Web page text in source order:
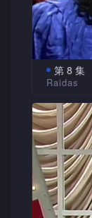
第 8 集
Raidas
经济
业，一举
真头痛。
会客串演